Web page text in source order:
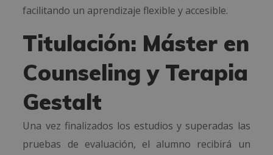
facilitando un aprendizaje flexible y accesible.
Titulación: Máster en
Counseling y Terapia
Gestalt
Una vez finalizados los estudios y superadas las
pruebas de evaluación, el alumno recibirá un